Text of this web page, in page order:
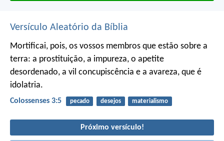
Versículo Aleatório da Bíblia
Mortificai, pois, os vossos membros que estão sobre a
terra: a prostituição, a impureza, o apetite
desordenado, a vil concupiscência e a avareza, que é
idolatria.
Colossenses 3:5 pecado desejos materialismo
Próximo versículo!